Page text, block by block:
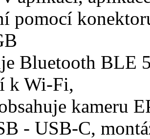
pomocí
Bluetooth BLE
k Wi-Fi,
kameru
- USB-C,